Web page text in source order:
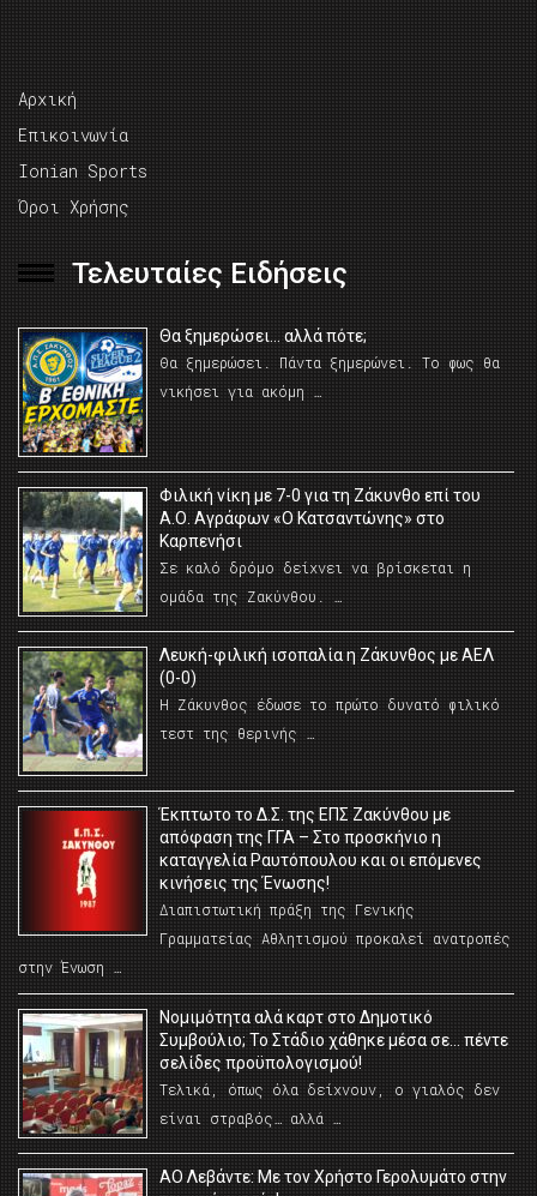
Αρχική
Επικοινωνία
Ionian Sports
Όροι Χρήσης
Τελευταίες Ειδήσεις
Θα ξημερώσει… αλλά πότε;
Θα ξημερώσει. Πάντα ξημερώνει. Το φως θα
νικήσει για ακόμη …
Φιλική νίκη με 7-0 για τη Ζάκυνθο επί του
Α.Ο. Αγράφων «Ο Κατσαντώνης» στο
Καρπενήσι
Σε καλό δρόμο δείχνει να βρίσκεται η
ομάδα της Ζακύνθου. …
Λευκή-φιλική ισοπαλία η Ζάκυνθος με ΑΕΛ
(0-0)
Η Ζάκυνθος έδωσε το πρώτο δυνατό φιλικό
τεστ της θερινής …
Έκπτωτο το Δ.Σ. της ΕΠΣ Ζακύνθου με
απόφαση της ΓΓΑ – Στο προσκήνιο η
καταγγελία Ραυτόπουλου και οι επόμενες
κινήσεις της Ένωσης!
Διαπιστωτική πράξη της Γενικής
Γραμματείας Αθλητισμού προκαλεί ανατροπές
στην Ένωση …
Νομιμότητα αλά καρτ στο Δημοτικό
Συμβούλιο; Το Στάδιο χάθηκε μέσα σε… πέντε
σελίδες προϋπολογισμού!
Τελικά, όπως όλα δείχνουν, ο γιαλός δεν
είναι στραβός… αλλά …
ΑΟ Λεβάντε: Με τον Χρήστο Γερολυμάτο στην